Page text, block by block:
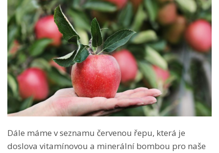
Dále máme v seznamu červenou řepu, která je
doslova vitamínovou a minerální bombou pro naše